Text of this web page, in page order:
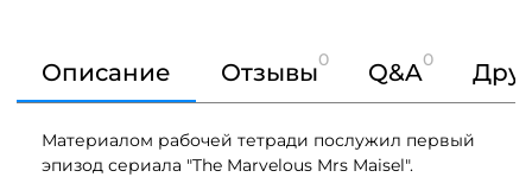
Описание Отзывы0 Q&A0
Материалом рабочей тетради послужил первый
эпизод сериала "The Marvelous Mrs Maisel".